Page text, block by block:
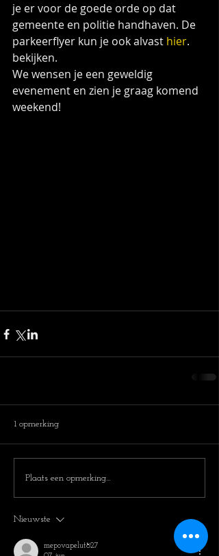
je er voor de goede orde op dat
gemeente en politie handhaven. De
parkeerflyer kun je ook alvast hier.
bekijken.
We wensen je een geweldig
evenement en zien je graag komend
weekend!
1 opmerking
Plaats een opmerking...
Nieuwste
mepovapelut827